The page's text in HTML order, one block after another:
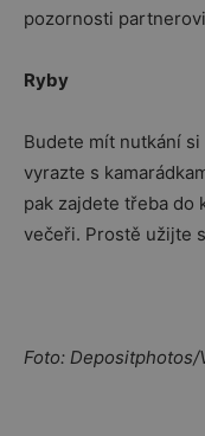
pozornosti
Ryby
Budete mít nutkání
vyrazte s
pak zajdete třeba do
večeři. Prostě užijte
Foto: Depositphotos/